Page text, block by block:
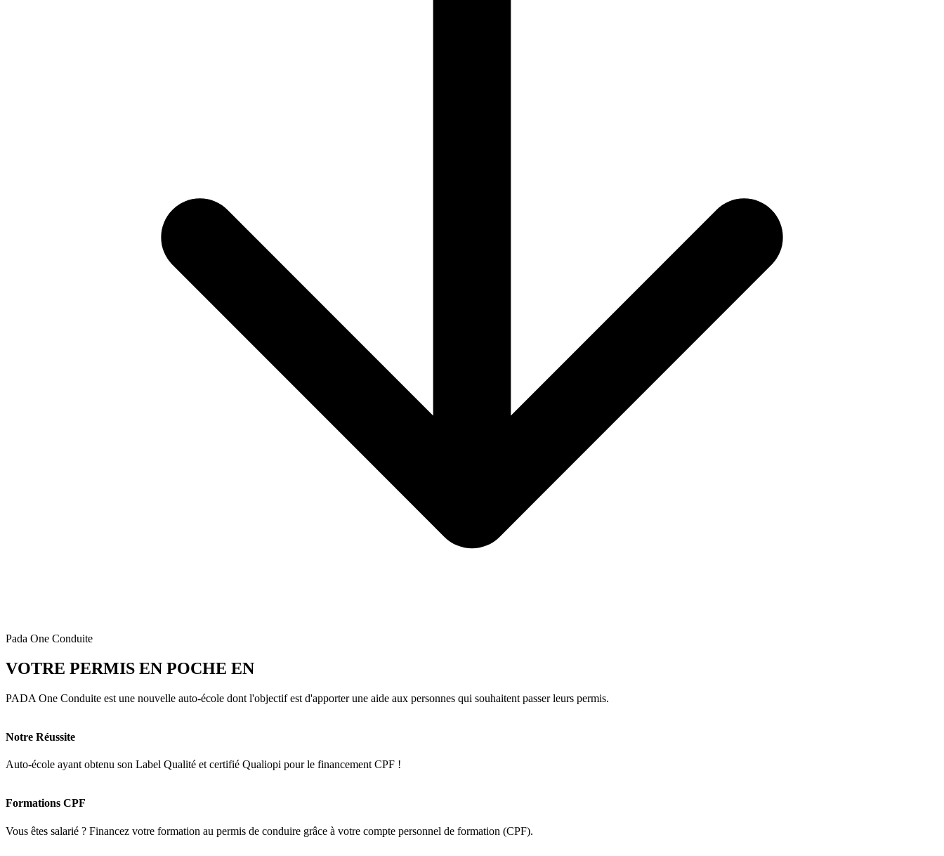
Pada One Conduite
VOTRE PERMIS EN POCHE EN
PADA One Conduite est une nouvelle auto-école dont l'objectif est d'apporter une aide aux personnes qui souhaitent passer leurs permis.
Notre Réussite
Auto-école ayant obtenu son Label Qualité et certifié Qualiopi pour le financement CPF !
Formations CPF
Vous êtes salarié ? Financez votre formation au permis de conduire grâce à votre compte personnel de formation (CPF).